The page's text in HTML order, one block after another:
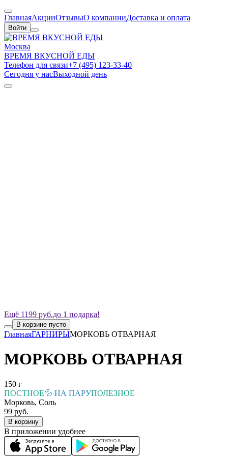
ГлавнаяАкцииОтзывыО компанииДоставка и оплата
Войти
Москва
ВРЕМЯ ВКУСНОЙ ЕДЫ
Телефон для связи+7 (495) 123-33-40
Сегодня у насВыходной день
Ещё 1199 руб.до 1 подарка!
В корзине пусто
ГлавнаяГАРНИРЫМОРКОВЬ ОТВАРНАЯ
МОРКОВЬ ОТВАРНАЯ
150 г
ПОСТНОЕ💦 НА ПАРУПОЛЕЗНОЕ
Морковь, Соль
99 руб.
В корзину
В приложении удобнее